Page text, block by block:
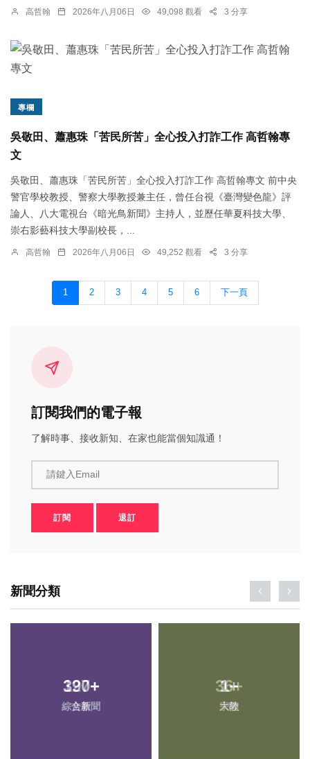
高哲翰 2026年八月06日 49,098 觀看 3 分享
專欄
吳敬田、蕭惠珠「苦民所苦」全心投入打詐工作 高哲翰專
文
吳敬田、蕭惠珠「苦民所苦」全心投入打詐工作 高哲翰專文 前中央
警官學校教授、警察大學教授兼主任，曾任台視《臺灣變色龍》評
論人、八大電視台《暗光鳥新聞》主持人，並歷任華夏科技大學、
崇右影藝科技大學副校長，...
高哲翰 2026年八月06日 49,252 觀看 3 分享
1 2 3 4 5 6 下一頁
訂閱我們的電子報
了解時事、接收新知、在家也能當個知識通！
請鍵入Email
訂閱 退訂
新聞分類
390+
綜合新聞
1+
大陸